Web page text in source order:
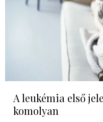
A leukémia első
komolyan